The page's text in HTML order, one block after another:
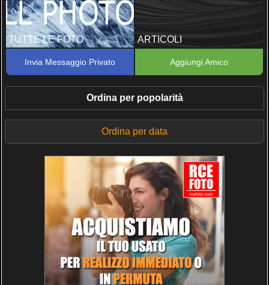
TUTTE LE FOTO ARTICOLI
Invia Messaggio Privato Aggiungi Amico
Ordina per popolarità
Ordina per data